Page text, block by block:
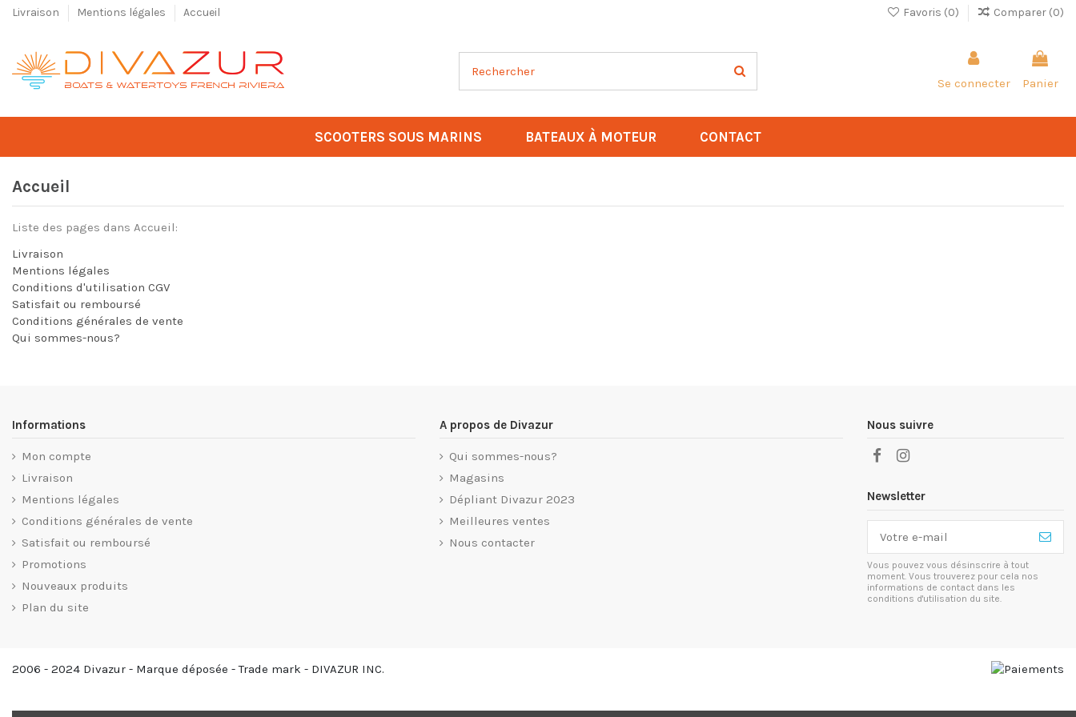
Livraison Mentions légales Accueil Favoris (0) Comparer (0)
Se connecter Panier
SCOOTERS SOUS MARINS BATEAUX À MOTEUR CONTACT
Accueil
Liste des pages dans Accueil:
Livraison
Mentions légales
Conditions d'utilisation CGV
Satisfait ou remboursé
Conditions générales de vente
Qui sommes-nous?
Informations
Mon compte
Livraison
Mentions légales
Conditions générales de vente
Satisfait ou remboursé
Promotions
Nouveaux produits
Plan du site
A propos de Divazur
Qui sommes-nous?
Magasins
Dépliant Divazur 2023
Meilleures ventes
Nous contacter
Nous suivre
Newsletter
Vous pouvez vous désinscrire à tout
moment. Vous trouverez pour cela nos
informations de contact dans les
conditions d'utilisation du site.
2006 - 2024 Divazur - Marque déposée - Trade mark - DIVAZUR INC.